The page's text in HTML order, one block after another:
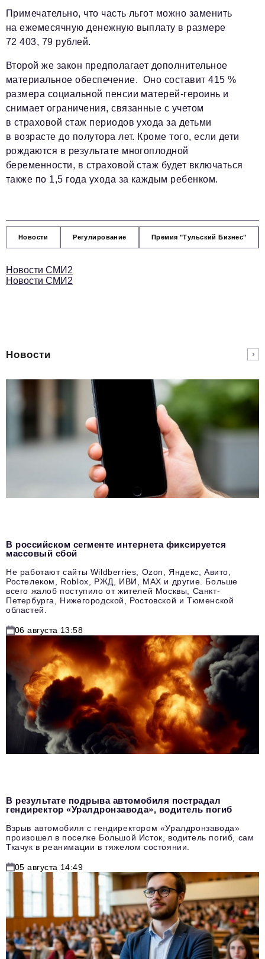
Примечательно, что часть льгот можно заменить
на ежемесячную денежную выплату в размере
72 403, 79 рублей.
Второй же закон предполагает дополнительное
материальное обеспечение. Оно составит 415 %
размера социальной пенсии матерей-героинь и
снимает ограничения, связанные с учетом
в страховой стаж периодов ухода за детьми
в возрасте до полутора лет. Кроме того, если дети
рождаются в результате многоплодной
беременности, в страховой стаж будет включаться
также по 1,5 года ухода за каждым ребенком.
Новости Регулирование Премия "Тульский Бизнес"
Новости СМИ2
Новости СМИ2
Новости
В российском сегменте интернета фиксируется
массовый сбой
Не работают сайты Wildberries, Ozon, Яндекс, Авито,
Ростелеком, Roblox, РЖД, ИВИ, MAX и другие. Больше
всего жалоб поступило от жителей Москвы, Санкт-
Петербурга, Нижегородской, Ростовской и Тюменской
областей.
06 августа 13:58
В результате подрыва автомобиля пострадал
гендиректор «Уралдронзавода», водитель погиб
Взрыв автомобиля с гендиректором «Уралдронзавода»
произошел в поселке Большой Исток, водитель погиб, сам
Ткачук в реанимации в тяжелом состоянии.
05 августа 14:49